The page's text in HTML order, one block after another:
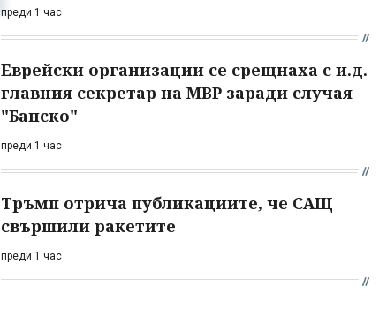
преди 1 час
Еврейски организации се срещнаха с и.д.
главния секретар на МВР заради случая
"Банско"
преди 1 час
Тръмп отрича публикациите, че САЩ
свършили ракетите
преди 1 час